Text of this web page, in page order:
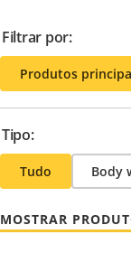
Filtrar por:
Produtos
Tipo:
Tudo Body
MOSTRAR